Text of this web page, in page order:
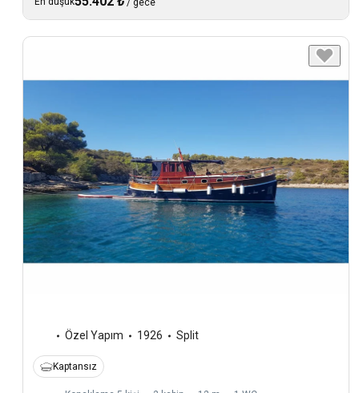
Özel Yapım 1926 Split
Kaptansız